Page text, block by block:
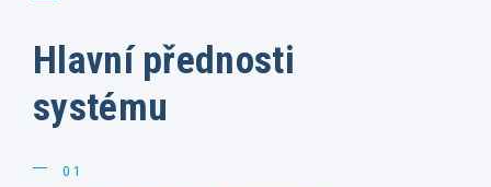
Hlavní přednosti
systému
01